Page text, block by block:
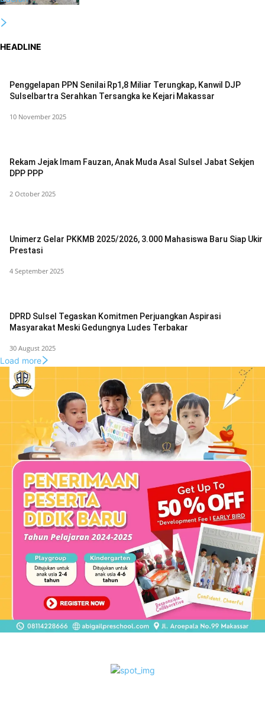
HEADLINE
Penggelapan PPN Senilai Rp1,8 Miliar Terungkap, Kanwil DJP
Sulselbartra Serahkan Tersangka ke Kejari Makassar
10 November 2025
Rekam Jejak Imam Fauzan, Anak Muda Asal Sulsel Jabat Sekjen
DPP PPP
2 October 2025
Unimerz Gelar PKKMB 2025/2026, 3.000 Mahasiswa Baru Siap Ukir
Prestasi
4 September 2025
DPRD Sulsel Tegaskan Komitmen Perjuangkan Aspirasi
Masyarakat Meski Gedungnya Ludes Terbakar
30 August 2025
Load more